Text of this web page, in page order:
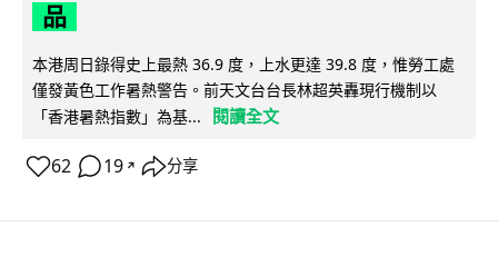
品
本港周日錄得史上最熱 36.9 度，上水更達 39.8 度，惟勞工處
僅發黃色工作暑熱警告。前天文台台長林超英轟現行機制以
「香港暑熱指數」為基...
閱讀全文
62 19 ↗ 分享